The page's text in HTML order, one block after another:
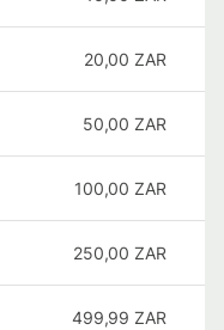
20,00 ZAR
50,00 ZAR
100,00 ZAR
250,00 ZAR
499,99 ZAR